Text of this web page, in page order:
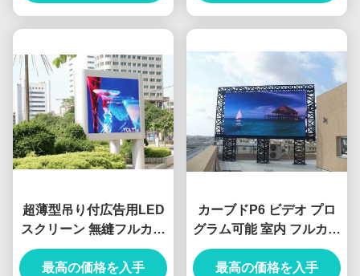
超薄型吊り付広告用LED
スクリーン 無縫フルカラ
ーLEDディスプレイ P10
最高の価格を入手
カーブドP6 ビデオ プロ
グラム可能 室内 フルカラ
ー クリア LED ビデオ デ
ィスプレイ スクリーン
最高の価格を入手